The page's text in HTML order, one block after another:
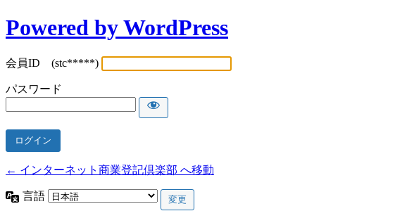
Powered by WordPress
会員ID (stc*****)
パスワード
← インターネット商業登記倶楽部 へ移動
言語